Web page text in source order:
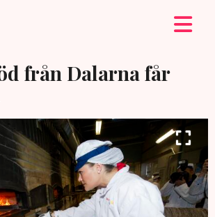
från Dalarna får